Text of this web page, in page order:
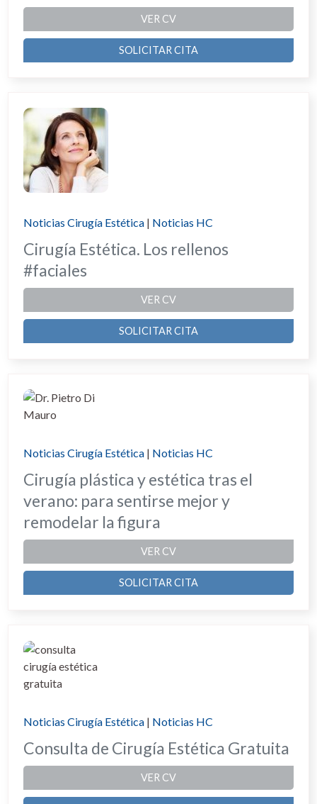
VER CV
SOLICITAR CITA
Noticias Cirugía Estética | Noticias HC
Cirugía Estética. Los rellenos
#faciales
VER CV
SOLICITAR CITA
Noticias Cirugía Estética | Noticias HC
Cirugía plástica y estética tras el
verano: para sentirse mejor y
remodelar la figura
VER CV
SOLICITAR CITA
Noticias Cirugía Estética | Noticias HC
Consulta de Cirugía Estética Gratuita
VER CV